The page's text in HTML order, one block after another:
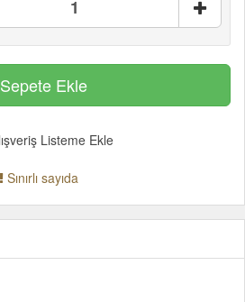
Listeme Ekle
Sınırlı sayıda